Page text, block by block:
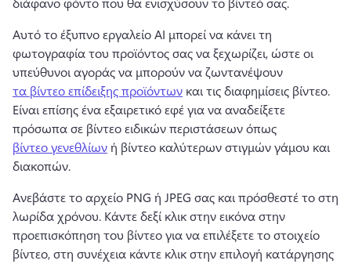
Αυτό το έξυπνο εργαλείο AI μπορεί να κάνει τη
φωτογραφία του προϊόντος σας να ξεχωρίζει, ώστε οι
υπεύθυνοι αγοράς να μπορούν να ζωντανέψουν
τα βίντεο επίδειξης προϊόντων
Είναι επίσης ένα εξαιρετικό εφέ για να αναδείξετε
πρόσωπα σε βίντεο ειδικών περιστάσεων όπως
βίντεο γενεθλίων ή βίντεο καλύτερων στιγμών γάμου και
διακοπών.
Ανεβάστε το αρχείο PNG ή JPEG σας και πρόσθεστέ το στη
λωρίδα χρόνου. Κάντε δεξί κλικ στην εικόνα στην
προεπισκόπηση του βίντεο για να επιλέξετε το στοιχείο
βίντεο, στη συνέχεια κάντε κλικ στην επιλογή κατάργησης